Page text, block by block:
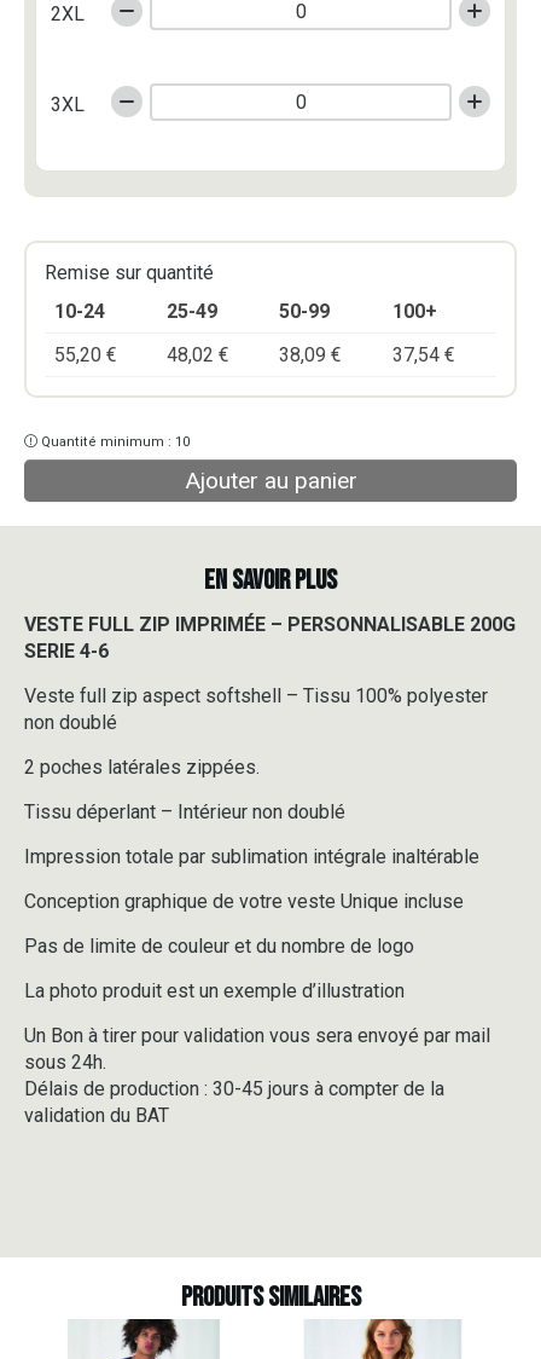
2XL
3XL
Remise sur quantité
10-24
25-49 50-99
100+
55,20 € 48,02 € 38,09 € 37,54 €
Quantité minimum : 10
Ajouter au panier
EN SAVOIR PLUS
VESTE FULL ZIP IMPRIMÉE – PERSONNALISABLE 200G
SERIE 4-6
Veste full zip aspect softshell – Tissu 100% polyester
non doublé
2 poches latérales zippées.
Tissu déperlant – Intérieur non doublé
Impression totale par sublimation intégrale inaltérable
Conception graphique de votre veste Unique incluse
Pas de limite de couleur et du nombre de logo
La photo produit est un exemple d’illustration
Un Bon à tirer pour validation vous sera envoyé par mail
sous 24h.
Délais de production : 30-45 jours à compter de la
validation du BAT
Produits similaires